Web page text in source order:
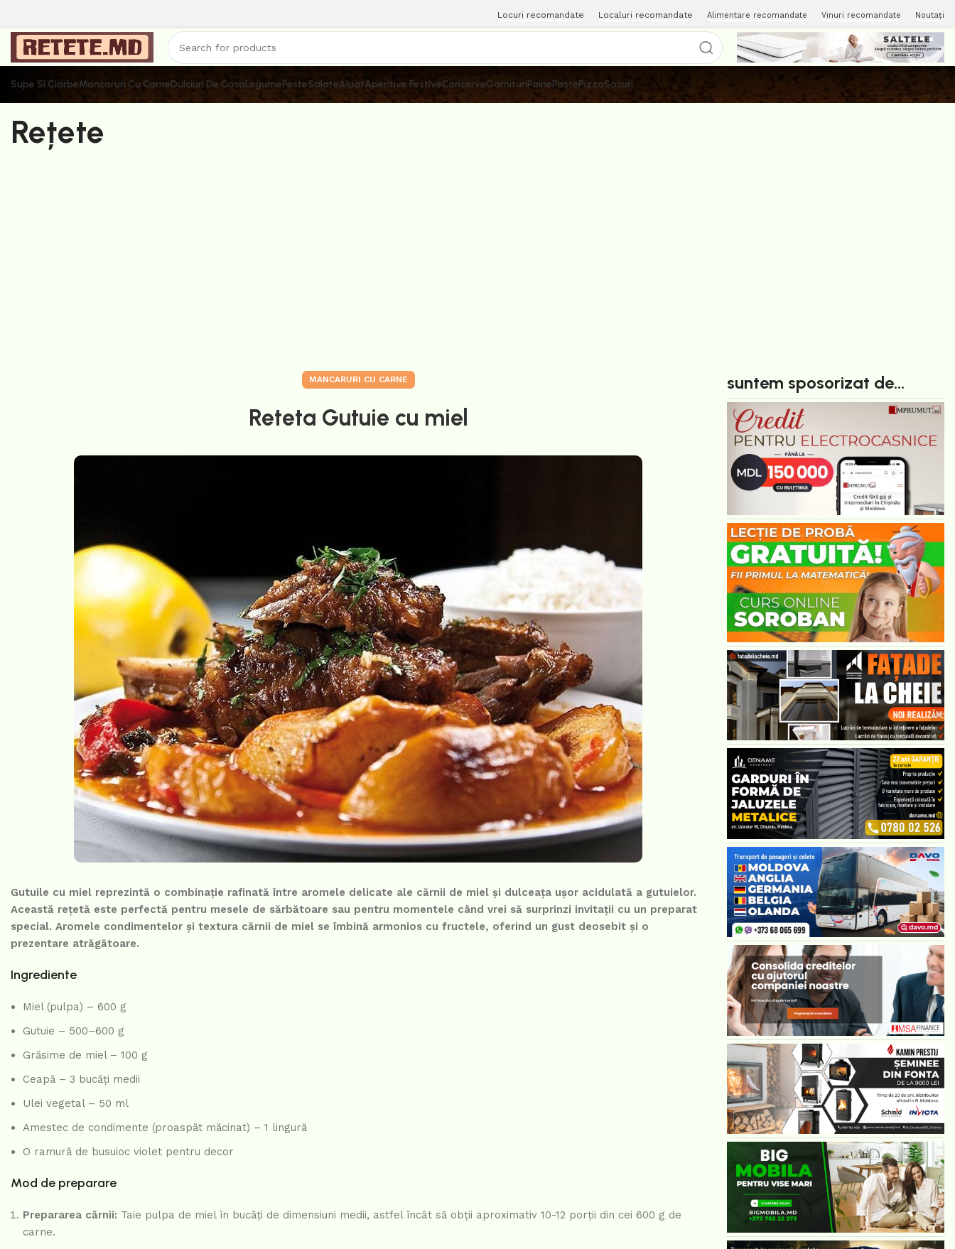
Locuri recomandate Localuri recomandate Alimentare recomandate Vinuri recomandate Noutați
Supe Si CiorbeMancaruri Cu CarneDulciuri De CasaLegumePesteSalateAluatAperitive FestiveConserveGarnituriPainePastePizzaSosuri
Rețete
MANCARURI CU CARNE
Reteta Gutuie cu miel
Gutuile cu miel reprezintă o combinație rafinată între aromele delicate ale cărnii de miel și dulceața ușor acidulată a gutuielor.
Această rețetă este perfectă pentru mesele de sărbătoare sau pentru momentele când vrei să surprinzi invitații cu un preparat
special. Aromele condimentelor și textura cărnii de miel se îmbină armonios cu fructele, oferind un gust deosebit și o
prezentare atrăgătoare.
Ingrediente
Miel (pulpa) – 600 g
Gutuie – 500–600 g
Grăsime de miel – 100 g
Ceapă – 3 bucăți medii
Ulei vegetal – 50 ml
Amestec de condimente (proaspăt măcinat) – 1 lingură
O ramură de busuioc violet pentru decor
Mod de preparare
Prepararea cărnii: Taie pulpa de miel în bucăți de dimensiuni medii, astfel încât să obții aproximativ 10-12 porții din cei 600 g de
carne.
suntem sposorizat de...